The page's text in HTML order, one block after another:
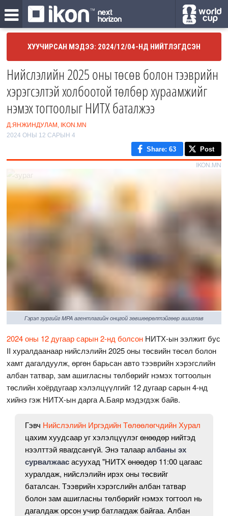
ХУУЧИРСАН МЭДЭЭ: 2024/12/04-НД НИЙТЛЭГДСЭН
Нийслэлийн 2025 оны төсөв болон тээврийн
хэрэгсэлтэй холбоотой төлбөр хураамжийг
нэмэх тогтоолыг НИТХ баталжээ
Д.ЯНЖИНДУЛАМ, IKON.MN
2024 ОНЫ 12 САРЫН 4
Share: 63 Post
IKON.MN
Гэрэл зургийг MPA агентлагийн онцгой зөвшөөрөлтэйгөөр ашиглав
2024 оны 12 дугаар сарын 2-нд болсон НИТХ-ын ээлжит бус
II хуралдаанаар нийслэлийн 2025 оны төсвийн төсөл болон
хамт дагалдуулж, өргөн барьсан авто тээврийн хэрэгслийн
албан татвар, зам ашигласны төлбөрийг нэмэх тогтоолын
төслийн хоёрдугаар хэлэлцүүлгийг 12 дугаар сарын 4-нд
хийнэ гэж НИТХ-ын дарга А.Баяр мэдэгдэж байв.
Гэвч Нийслэлийн Иргэдийн Төлөөлөгчдийн Хурал
цахим хуудсаар уг хэлэлцүүлэг өнөөдөр нийтэд
нээлттэй явагдсангүй. Энэ талааралбаны эх
сурвалжаасасуухад "НИТХ өнөөдөр 11:00 цагаас
хуралдаж, нийслэлийн ирэх оны төсвийг
баталсан. Тээврийн хэрэгслийн албан татвар
болон зам ашигласны төлбөрийг нэмэх тогтоол нь
дагалдаж орсон учир батлагдаж байгаа. Албан